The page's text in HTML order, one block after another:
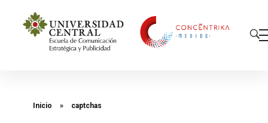
Inicio » captchas